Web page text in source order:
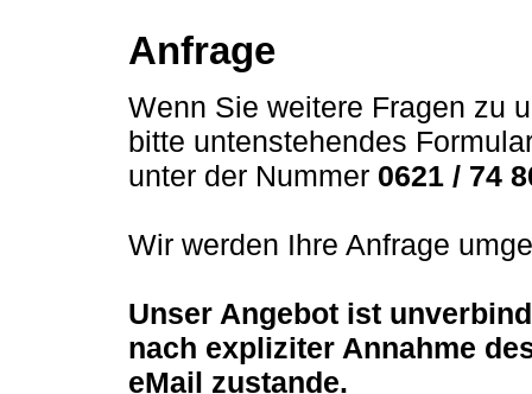
Anfrage
Wenn Sie weitere Fragen zu
bitte untenstehendes
unter der Nummer 0621 / 74
Wir werden Ihre Anfrage
Unser Angebot ist
nach expliziter Annahme
eMail zustande.